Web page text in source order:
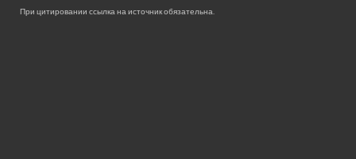
При цитировании ссылка на источник обязательна.